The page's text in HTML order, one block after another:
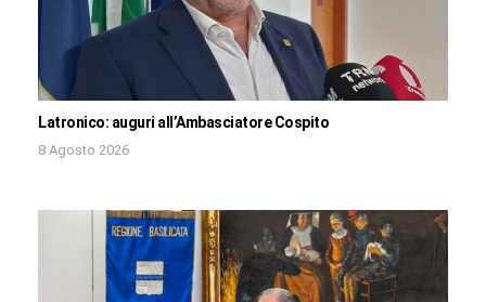
Latronico: auguri all’Ambasciatore Cospito
8 Agosto 2026